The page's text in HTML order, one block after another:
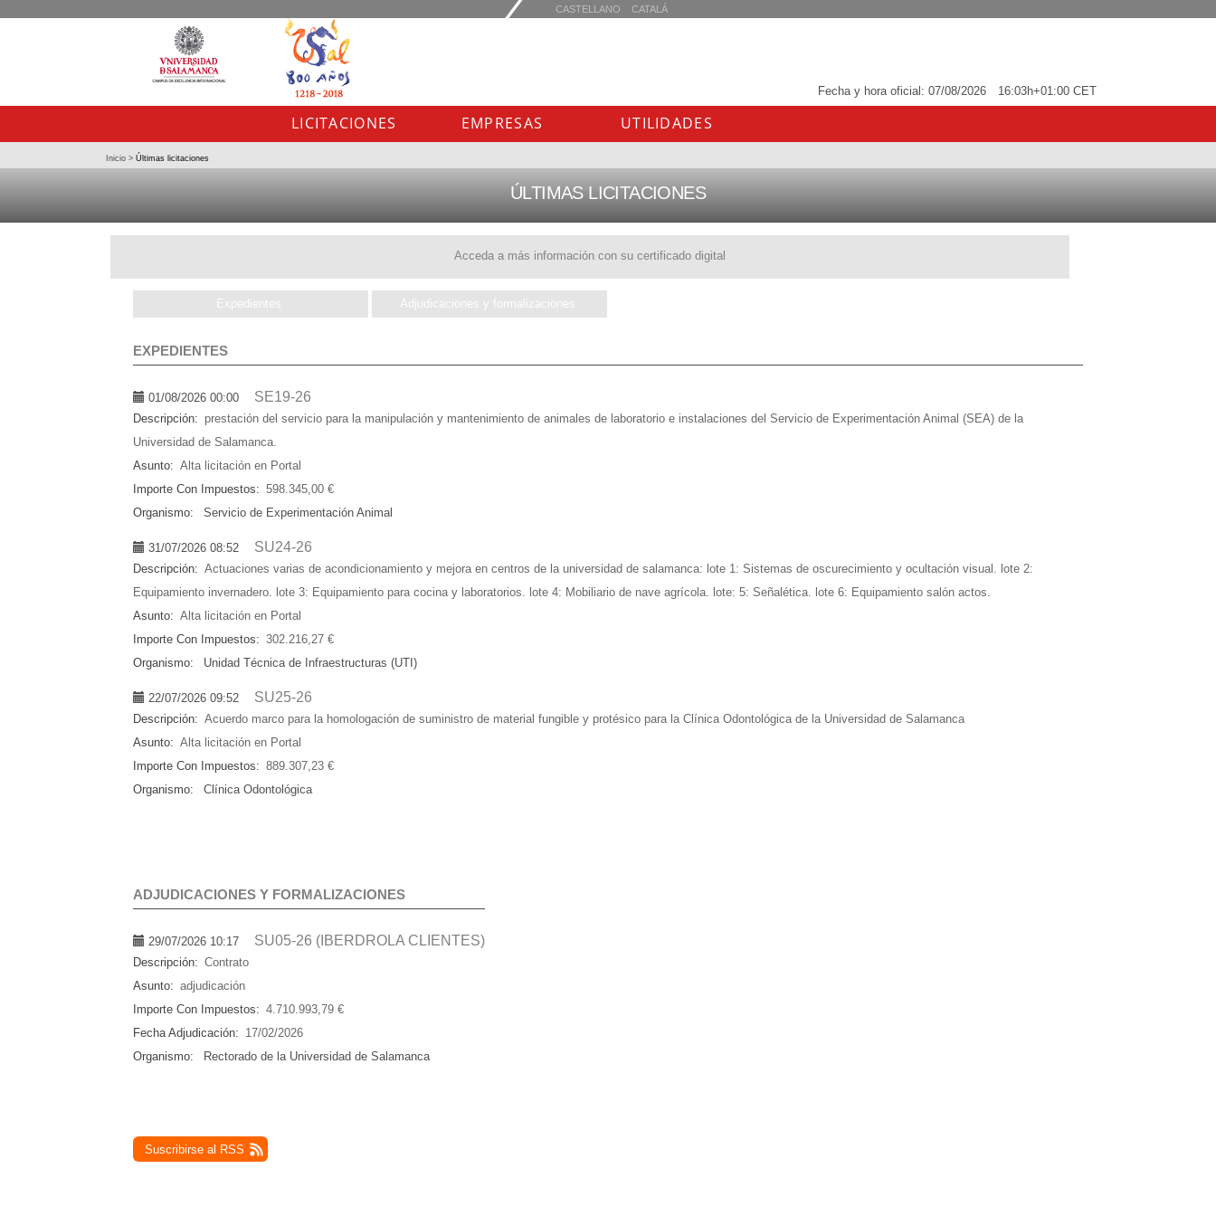
Fecha y hora oficial: 07/08/2026 16:03h+01:00 CET
Acceda a más información con su certificado digital
LICITACIONES EMPRESAS UTILIDADES
Inicio > Últimas licitaciones
ÚLTIMAS LICITACIONES
Expedientes Adjudicaciones y formalizaciones
EXPEDIENTES
01/08/2026 00:00 SE19-26
Descripción: prestación del servicio para la manipulación y mantenimiento de animales de laboratorio e instalaciones del Servicio de Experimentación Animal (SEA) de la
Universidad de Salamanca.
Asunto: Alta licitación en Portal
Importe Con Impuestos: 598.345,00 €
Organismo:
Servicio de Experimentación Animal
31/07/2026 08:52 SU24-26
Descripción: Actuaciones varias de acondicionamiento y mejora en centros de la universidad de salamanca: lote 1: Sistemas de oscurecimiento y ocultación visual. lote 2:
Equipamiento invernadero. lote 3: Equipamiento para cocina y laboratorios. lote 4: Mobiliario de nave agrícola. lote: 5: Señalética. lote 6: Equipamiento salón actos.
Asunto: Alta licitación en Portal
Importe Con Impuestos: 302.216,27 €
Organismo:
Unidad Técnica de Infraestructuras (UTI)
22/07/2026 09:52 SU25-26
Descripción: Acuerdo marco para la homologación de suministro de material fungible y protésico para la Clínica Odontológica de la Universidad de Salamanca
Asunto: Alta licitación en Portal
Importe Con Impuestos: 889.307,23 €
Organismo:
Clínica Odontológica
ADJUDICACIONES Y FORMALIZACIONES
29/07/2026 10:17 SU05-26 (IBERDROLA CLIENTES)
Descripción: Contrato
Asunto: adjudicación
Importe Con Impuestos: 4.710.993,79 €
Fecha Adjudicación: 17/02/2026
Organismo:
Rectorado de la Universidad de Salamanca
Suscribirse al RSS